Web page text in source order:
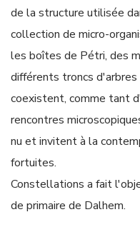
de la structure utilisée
collection de micro-
les boîtes de Pétri, des
différents troncs
coexistent, comme tant
rencontres
nu et invitent à la
fortuites.
Constellations a fait
de primaire de Dalhem.